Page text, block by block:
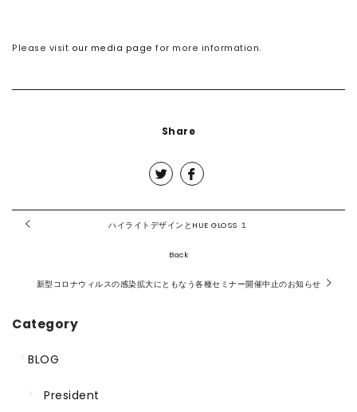
Please visit our media page for more information.
Share
ハイライトデザインとHUE GLOSS １
Back
新型コロナウィルスの感染拡大にともなう各種セミナー開催中止のお知らせ
Category
BLOG
President